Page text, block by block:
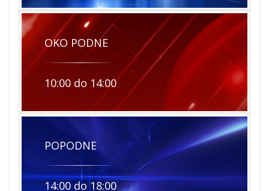
OKO PODNE
10:00 do 14:00
POPODNE
14:00 do 18:00